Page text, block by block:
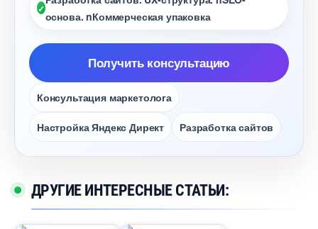
основа. nКоммерческая упаковка
Получить консультацию
Консультация маркетолога
Настройка Яндекс Директ Разработка сайто
ДРУГИЕ ИНТЕРЕСНЫЕ СТАТЬИ: